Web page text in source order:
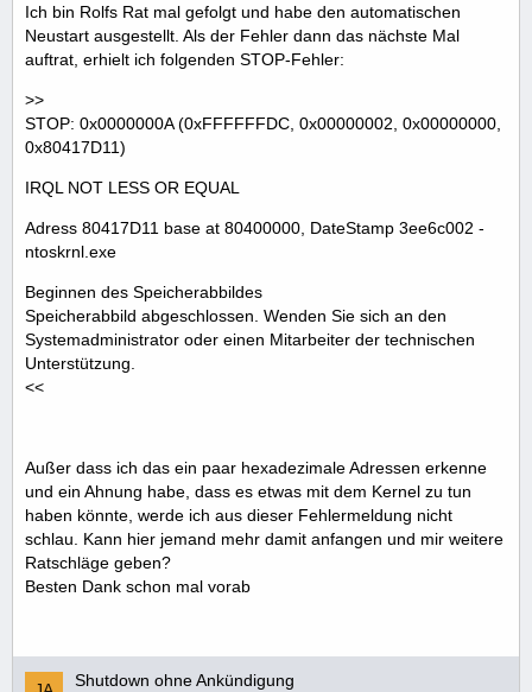
Ich bin Rolfs Rat mal gefolgt und habe den automatischen
Neustart ausgestellt. Als der Fehler dann das nächste Mal
auftrat, erhielt ich folgenden STOP-Fehler:
>>
STOP: 0x0000000A (0xFFFFFFDC, 0x00000002, 0x00000000,
0x80417D11)
IRQL NOT LESS OR EQUAL
Adress 80417D11 base at 80400000, DateStamp 3ee6c002 -
ntoskrnl.exe
Beginnen des Speicherabbildes
Speicherabbild abgeschlossen. Wenden Sie sich an den
Systemadministrator oder einen Mitarbeiter der technischen
Unterstützung.
<<
Außer dass ich das ein paar hexadezimale Adressen erkenne
und ein Ahnung habe, dass es etwas mit dem Kernel zu tun
haben könnte, werde ich aus dieser Fehlermeldung nicht
schlau. Kann hier jemand mehr damit anfangen und mir weitere
Ratschläge geben?
Besten Dank schon mal vorab
Shutdown ohne Ankündigung